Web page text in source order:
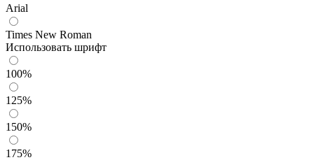
Arial
Times New Roman
Использовать шрифт
100%
125%
150%
175%